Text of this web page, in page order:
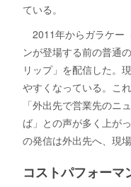
ている。
2011年からガラケー
ンが登場する前の普通
リップ」を配信した。
やすくなっている。こ
「外出先で営業先のニ
ば」との声が多く上が
の発信は外出先へ、現場
コストパフォーマ